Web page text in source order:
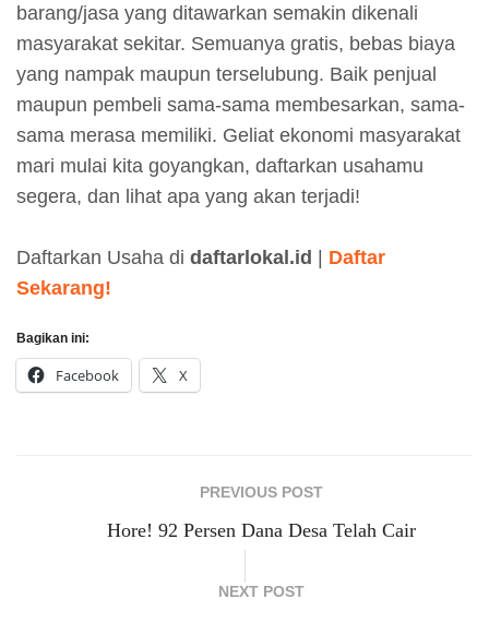
barang/jasa yang ditawarkan semakin dikenali
masyarakat sekitar. Semuanya gratis, bebas biaya
yang nampak maupun terselubung. Baik penjual
maupun pembeli sama-sama membesarkan, sama-
sama merasa memiliki. Geliat ekonomi masyarakat
mari mulai kita goyangkan, daftarkan usahamu
segera, dan lihat apa yang akan terjadi!
Daftarkan Usaha di daftarlokal.id | Daftar
Sekarang!
Bagikan ini:
Facebook X
PREVIOUS POST
Hore! 92 Persen Dana Desa Telah Cair
NEXT POST